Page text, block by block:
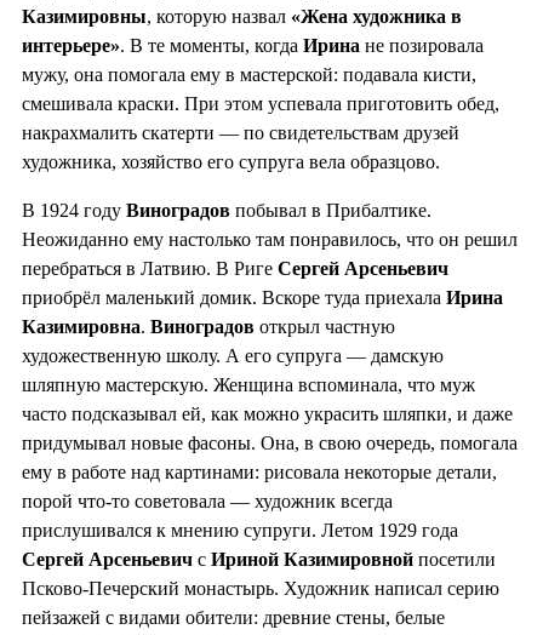
Казимировны, которую назвал «Жена художника в
интерьере». В те моменты, когда Ирина не позировала
мужу, она помогала ему в мастерской: подавала кисти,
смешивала краски. При этом успевала приготовить обед,
накрахмалить скатерти — по свидетельствам друзей
художника, хозяйство его супруга вела образцово.
В 1924 году Виноградов побывал в Прибалтике.
Неожиданно ему настолько там понравилось, что он решил
перебраться в Латвию. В Риге Сергей Арсеньевич
приобрёл маленький домик. Вскоре туда приехала Ирина
Казимировна. Виноградов открыл частную
художественную школу. А его супруга — дамскую
шляпную мастерскую. Женщина вспоминала, что муж
часто подсказывал ей, как можно украсить шляпки, и даже
придумывал новые фасоны. Она, в свою очередь, помогала
ему в работе над картинами: рисовала некоторые детали,
порой что-то советовала — художник всегда
прислушивался к мнению супруги. Летом 1929 года
Сергей Арсеньевич с Ириной Казимировной посетили
Псково-Печерский монастырь. Художник написал серию
пейзажей с видами обители: древние стены, белые